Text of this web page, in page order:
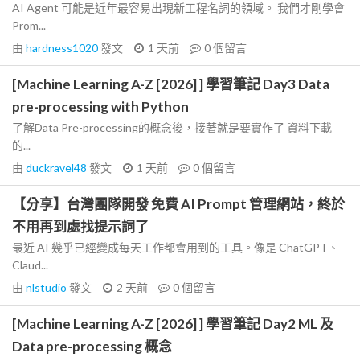
AI Agent 可能是近年最容易出現新工程名詞的領域。 我們才剛學會
Prom...
由 hardness1020發文 1 天前 0個留言
[Machine Learning A-Z [2026] ] 學習筆記 Day3 Data
pre-processing with Python
了解Data Pre-processing的概念後，接著就是要實作了 資料下載
的...
由 duckravel48 發文 1 天前 0個留言
【分享】台灣團隊開發 免費 AI Prompt 管理網站，終於
不用再到處找提示詞了
最近 AI 幾乎已經變成每天工作都會用到的工具。像是 ChatGPT、
Claud...
由 nlstudio 發文 2 天前 0個留言
[Machine Learning A-Z [2026] ] 學習筆記 Day2 ML 及
Data pre-processing 概念